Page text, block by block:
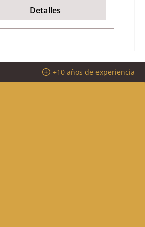
Detalles
+10 años de experiencia